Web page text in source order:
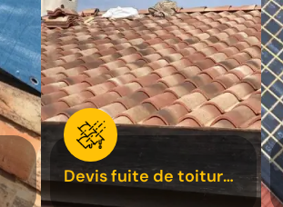
Devis fuite de toiture
31